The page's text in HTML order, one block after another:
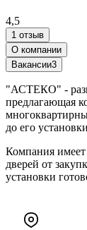
4,5
1 отзыв
О компании
Вакансии3
"АСТЕКО" -
предлагающая
до его
Компания
дверей от
установки